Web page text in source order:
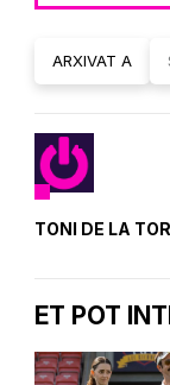
ARXIVAT A
TONI DE LA
ET POT